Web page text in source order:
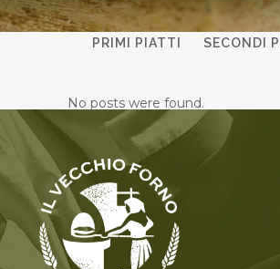
ALL ANTIPASTI
PRIMI PIATTI
SECONDI
No posts were found.